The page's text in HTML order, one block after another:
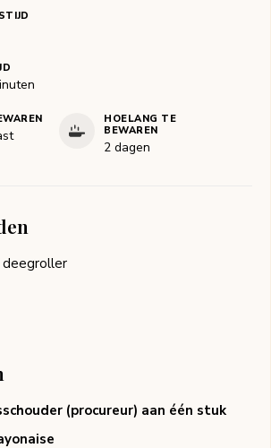
HOELANG TE
BEWAREN
2 dagen
(procureur) aan één stuk